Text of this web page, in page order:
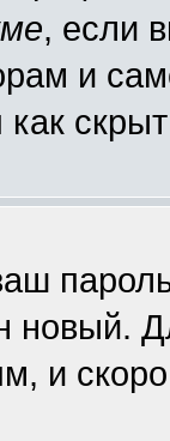
, если
и
как
новый.
и